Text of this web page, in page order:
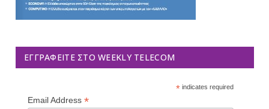
ΕΓΓΡΑΦΕΊΤΕ ΣΤΟ WEEKLY TELECOM
*indicates required
Email Address *